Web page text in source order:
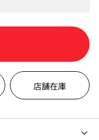
店舗在庫